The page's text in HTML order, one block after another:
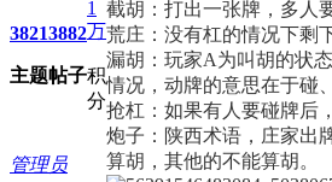
3821
主题
3882
帖子
1
万
积
分
管理员
截胡：打出一张牌，多人
荒庄：没有杠的情况下剩
漏胡：玩家A为叫胡的状
情况，动牌的意思在于碰
抢杠：如果有人要碰牌后
炮子：陕西术语，庄家出
算胡，其他的不能算胡。